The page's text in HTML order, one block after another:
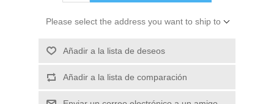
Please select the address you want to ship to